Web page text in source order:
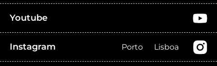
Youtube
Instagram Porto Lisboa